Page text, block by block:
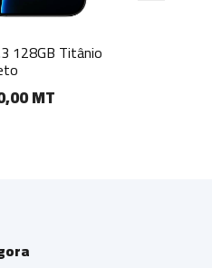
Max 6.9 256GB Titânio
MT